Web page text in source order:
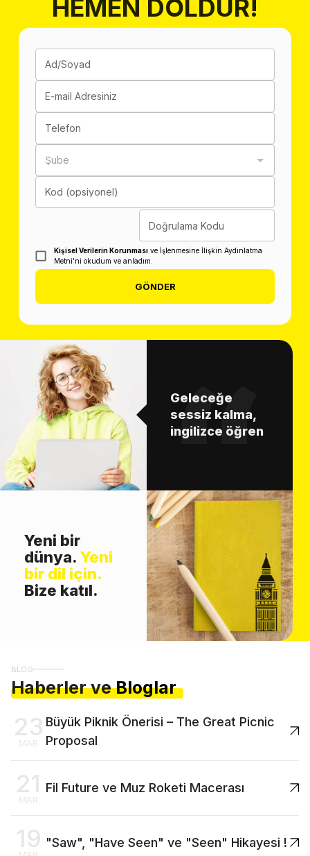
HEMEN DOLDUR!
Ad/Soyad
E-mail Adresiniz
Telefon
Şube
Kod (opsiyonel)
Doğrulama Kodu
Kişisel Verilerin Korunması ve İşlenmesine İlişkin Aydınlatma
Metni'ni okudum ve anladım.
GÖNDER
Geleceğe
sessiz kalma,
ingilizce öğren
Yeni bir
dünya. Yeni
bir dil için.
Bize katıl.
BLOG
Haberler ve Bloglar
23
MAR
Büyük Piknik Önerisi – The Great Picnic
Proposal
21
MAR
Fil Future ve Muz Roketi Macerası
19 "Saw", "Have Seen" ve "Seen" Hikayesi !